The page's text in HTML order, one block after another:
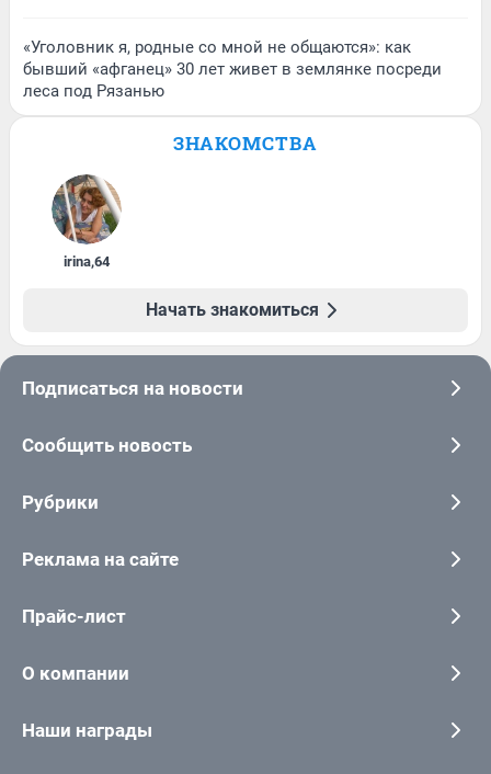
«Уголовник я, родные со мной не общаются»: как
бывший «афганец» 30 лет живет в землянке посреди
леса под Рязанью
ЗНАКОМСТВА
irina,64
Начать знакомиться
Подписаться на новости
Сообщить новость
Рубрики
Реклама на сайте
Прайс-лист
О компании
Наши награды